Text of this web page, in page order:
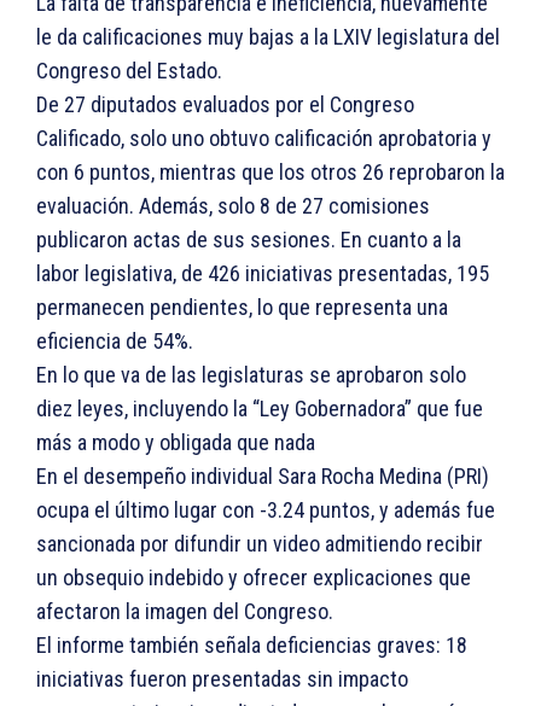
le da calificaciones muy bajas a la LXIV legislatura del
Congreso del Estado.
De 27 diputados evaluados por el Congreso
Calificado, solo uno obtuvo calificación aprobatoria y
con 6 puntos, mientras que los otros 26 reprobaron la
evaluación. Además, solo 8 de 27 comisiones
publicaron actas de sus sesiones. En cuanto a la
labor legislativa, de 426 iniciativas presentadas, 195
permanecen pendientes, lo que representa una
eficiencia de 54%.
En lo que va de las legislaturas se aprobaron solo
diez leyes, incluyendo la “Ley Gobernadora” que fue
más a modo y obligada que nada
En el desempeño individual Sara Rocha Medina (PRI)
ocupa el último lugar con -3.24 puntos, y además fue
sancionada por difundir un video admitiendo recibir
un obsequio indebido y ofrecer explicaciones que
afectaron la imagen del Congreso.
El informe también señala deficiencias graves: 18
iniciativas fueron presentadas sin impacto